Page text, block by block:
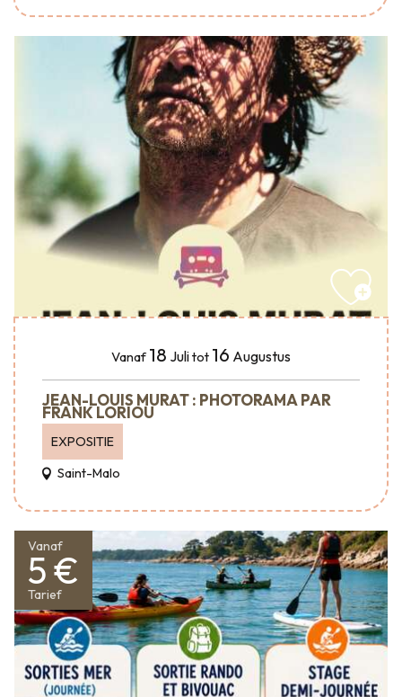
Vanaf 18 Julitot 16 Augustus
JEAN-LOUIS MURAT : PHOTORAMA PAR
FRANK LORIOU
EXPOSITIE
Saint-Malo
Vanaf
5 €
Tarief